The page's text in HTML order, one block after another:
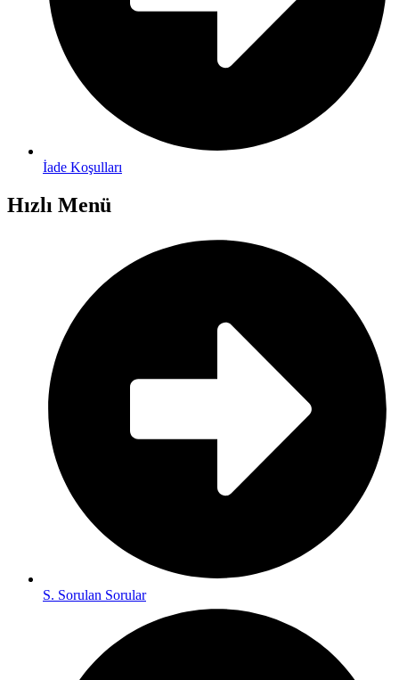
İade Koşulları
Hızlı Menü
S. Sorulan Sorular